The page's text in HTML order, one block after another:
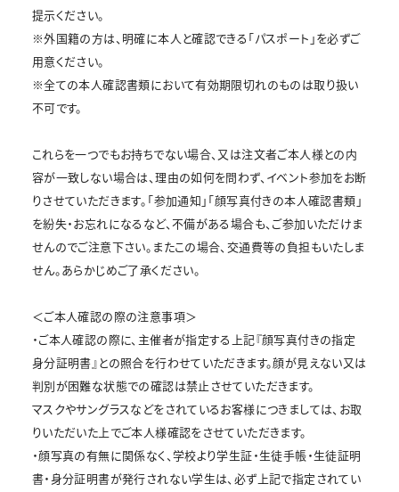
提示ください。
※外国籍の方は、明確に本人と確認できる「パスポート」を必ずご
用意ください。
※全ての本人確認書類において有効期限切れのものは取り扱い
不可です。
これらを一つでもお持ちでない場合、又は注文者ご本人様との内
容が一致しない場合は、理由の如何を問わず、イベント参加をお断
りさせていただきます。「参加通知」「顔写真付きの本人確認書類」
を紛失・お忘れになるなど、不備がある場合も、ご参加いただけま
せんのでご注意下さい。またこの場合、交通費等の負担もいたしま
せん。あらかじめご了承ください。
＜ご本人確認の際の注意事項＞
・ご本人確認の際に、主催者が指定する上記『顔写真付きの指定
身分証明書』との照合を行わせていただきます。顔が見えない又は
判別が困難な状態での確認は禁止させていただきます。
マスクやサングラスなどをされているお客様につきましては、お取
りいただいた上でご本人様確認をさせていただきます。
・顔写真の有無に関係なく、学校より学生証・生徒手帳・生徒証明
書・身分証明書が発行されない学生は、必ず上記で指定されてい